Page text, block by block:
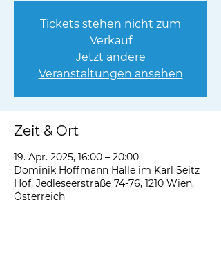
Tickets stehen nicht zum
Verkauf
Jetzt andere
Veranstaltungen ansehen
Zeit & Ort
19. Apr. 2025, 16:00 – 20:00
Dominik Hoffmann Halle im Karl Seitz
Hof, Jedleseerstraße 74-76, 1210 Wien,
Österreich